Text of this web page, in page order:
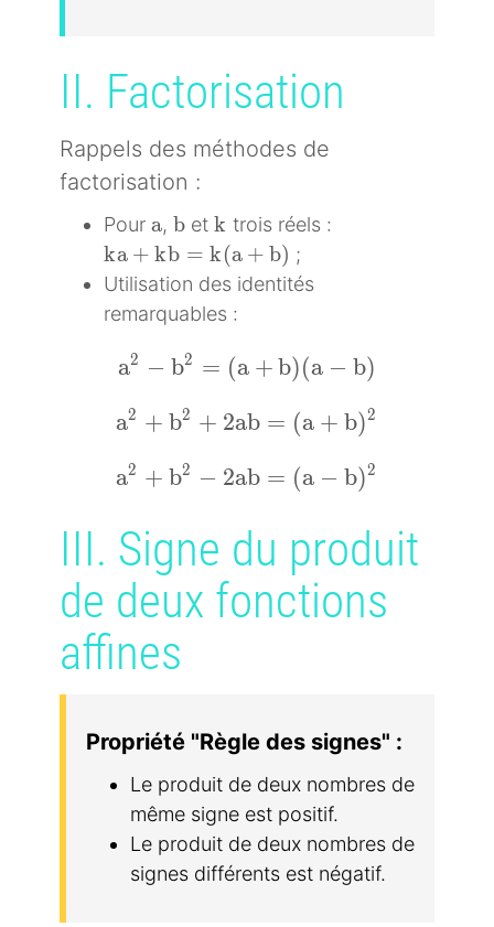
II. Factorisation
Rappels des méthodes de
factorisation :
Pour a
a, b
b et k
k trois réels :
ka+kb=k(a+b)
ka + kb = k(a + b) ;
Utilisation des identités
remarquables :
a^2-b^2=(a+b)(a-b)
a2 − b2 = (a + b)(a − b)
a^2+b^2+2ab=(a+b)^2
a2 + b2 + 2ab = (a + b)2
a^2+b^2-2ab=(a-b)^2
a2 + b2 − 2ab = (a − b)2
III. Signe du produit
de deux fonctions
affines
Propriété "Règle des signes" :
Le produit de deux nombres de
même signe est positif.
Le produit de deux nombres de
signes différents est négatif.